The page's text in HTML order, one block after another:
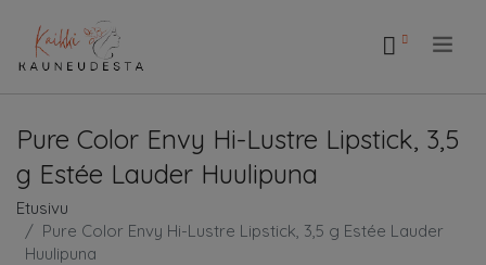
Pure Color Envy Hi-Lustre Lipstick, 3,5
g Estée Lauder Huulipuna
Etusivu
Pure Color Envy Hi-Lustre Lipstick, 3,5 g Estée Lauder
Huulipuna